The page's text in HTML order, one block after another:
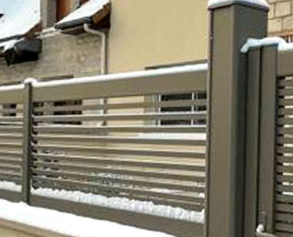
nos garde-corps
corps à barreaux
corps vitrés
corps avec décors
séparatives et pare-vent
à la montée
de balcon